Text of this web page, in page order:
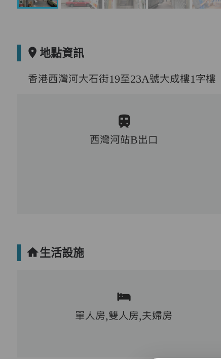
地點資訊
香港西灣河大石街19至23A號大成樓1字樓
西灣河站B出口
生活設施
單人房,雙人房,夫婦房